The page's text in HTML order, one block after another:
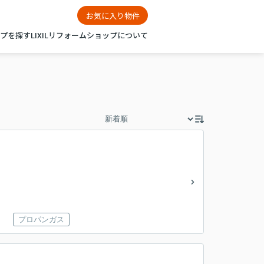
お気に入り物件
を探すLIXILリフォームショップについて
プロパンガス